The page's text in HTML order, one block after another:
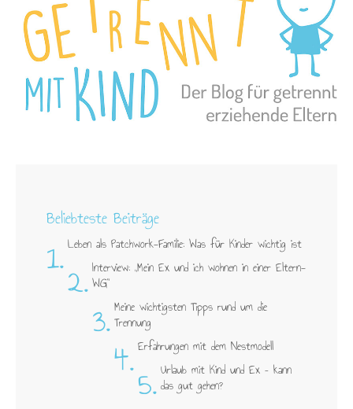
Beliebteste Beiträge
1. Leben als Patchwork-Familie: Was für Kinder wichtig ist
2. Interview: „Mein Ex und ich wohnen in einer Eltern-
WG"
3. Meine wichtigsten Tipps rund um die
Trennung
4. Erfahrungen mit dem Nestmodell
5. Urlaub mit Kind und Ex – kann
das gut gehen?